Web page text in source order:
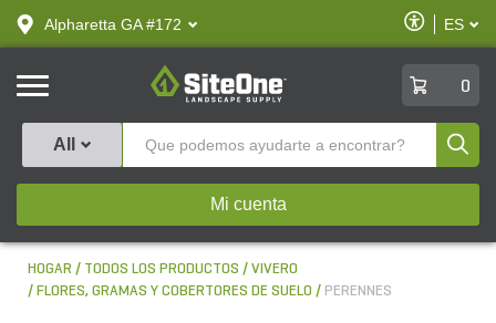
text.skipToContent
text.skipToNavigation
Alpharetta GA #172
Habilitar
ES
SiteOne
0
All
Mi cuenta
HOGAR TODOS LOS PRODUCTOS
VIVERO
FLORES, GRAMAS Y COBERTORES DE SUELO
PERENNES